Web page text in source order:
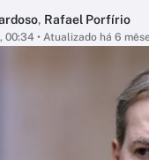
, Rafael Porfírio
00:34 • Atualizado há 6